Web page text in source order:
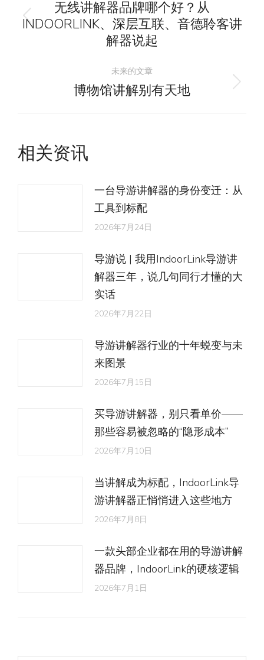
章
导
历
史
文
章：
无线讲解器品牌哪个好？从
INDOORLINK、深层互联、音德聆客讲
解器说起
未来的文章
未
博物馆讲解别有天地
相关资讯
一台导游讲解器的身份变迁：从
工具到标配
2026年7月24日
导游说 | 我用IndoorLink导游讲
解器三年，说几句同行才懂的大
实话
2026年7月22日
导游讲解器行业的十年蜕变与未
来图景
2026年7月15日
买导游讲解器，别只看单价——
那些容易被忽略的“隐形成本”
2026年7月10日
当讲解成为标配，IndoorLink导
游讲解器正悄悄进入这些地方
2026年7月8日
一款头部企业都在用的导游讲解
器品牌，IndoorLink的硬核逻辑
2026年7月1日